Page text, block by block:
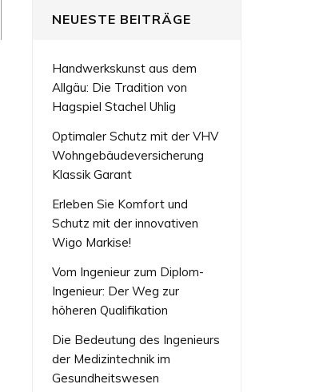
NEUESTE BEITRÄGE
Handwerkskunst aus dem
Allgäu: Die Tradition von
Hagspiel Stachel Uhlig
Optimaler Schutz mit der VHV
Wohngebäudeversicherung
Klassik Garant
Erleben Sie Komfort und
Schutz mit der innovativen
Wigo Markise!
Vom Ingenieur zum Diplom-
Ingenieur: Der Weg zur
höheren Qualifikation
Die Bedeutung des Ingenieurs
der Medizintechnik im
Gesundheitswesen